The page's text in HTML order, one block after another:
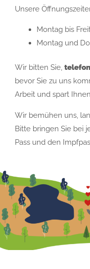
Unsere
Montag bis
Montag und
Wir bitten Sie,
bevor Sie zu uns
Arbeit und spart
Wir bemühen uns,
Bitte bringen Sie bei
Pass und den